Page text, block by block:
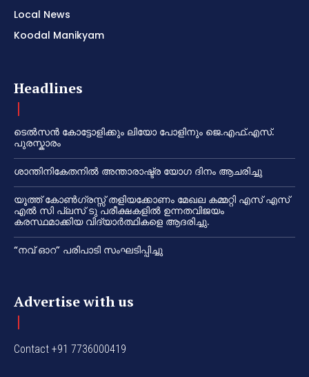
Local News
Koodal Manikyam
Headlines
ടെൽസൻ കോട്ടോളിക്കും ലിയോ പോളിനും ജെ.എഫ്.എസ്.
പുരസ്കാരം
ശാന്തിനികേതനിൽ അന്താരാഷ്ട്ര യോഗ ദിനം ആചരിച്ചു
യൂത്ത് കോൺഗ്രസ്സ് തളിയക്കോണം മേഖല കമ്മറ്റി എസ് എസ്
എൽ സി പ്ലസ് ടു പരീക്ഷകളിൽ ഉന്നതവിജയം
കരസ്ഥമാക്കിയ വിദ്യാർത്ഥികളെ ആദരിച്ചു.
“നവ് ഓറ” പരിപാടി സംഘടിപ്പിച്ചു
Advertise with us
Contact +91 7736000419